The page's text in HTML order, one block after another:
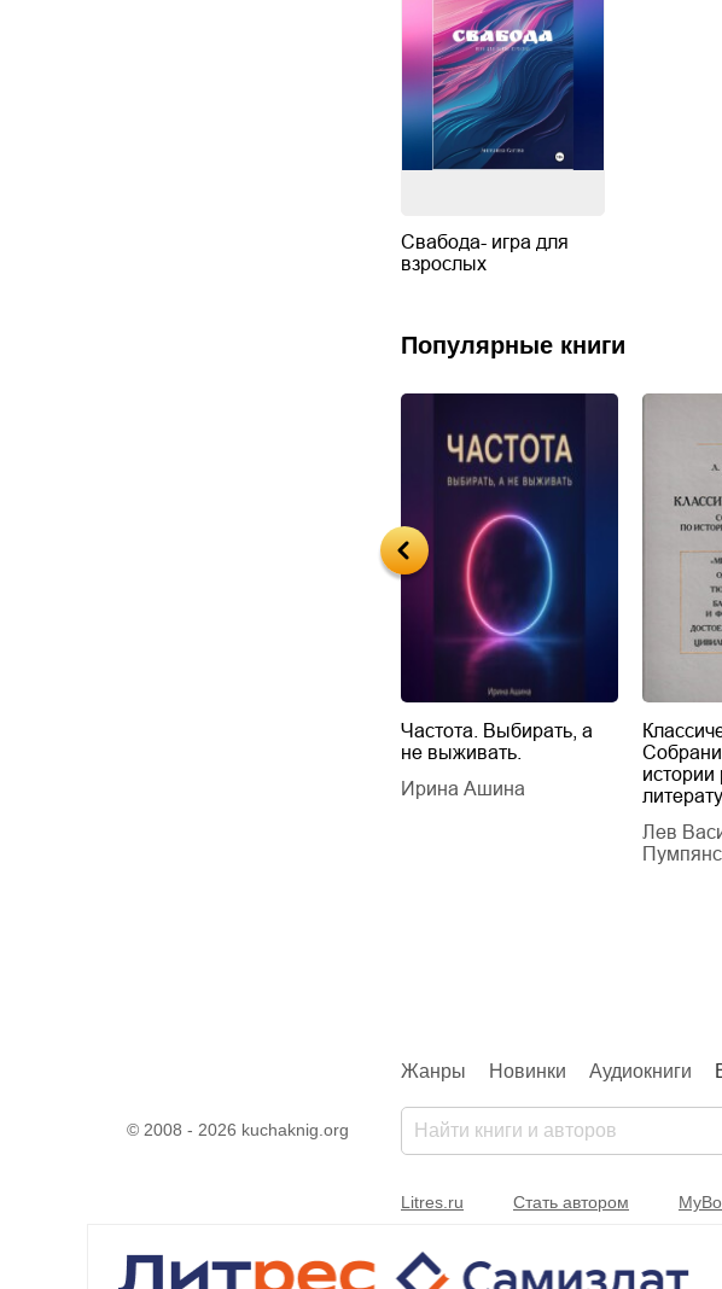
Свабода- игра для
взрослых
Популярные книги
Частота. Выбирать, а
не выживать.
Ирина Ашина
истории
Лев
© 2008 - 2026 kuchaknig.org
Жанры Новинки Аудиокниги
Litres.ru Стать автором